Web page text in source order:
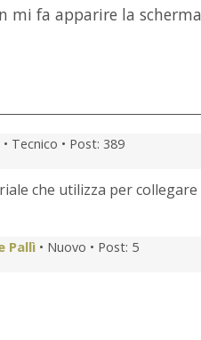
mi fa apparire la
• Tecnico • Post: 389
che utilizza per
Pallì • Nuovo • Post: 5